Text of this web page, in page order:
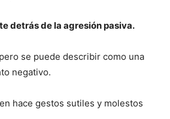
detrás de la agresión pasiva.
se puede describir como una
negativo.
hace gestos sutiles y molestos